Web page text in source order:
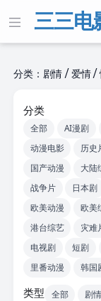
三三电
分类：剧情 / 爱情 /
分类
全部 AI漫剧
动漫电影
历史
国产动漫
大陆
战争片
日本剧
欧美动漫
欧美
港台综艺
灾难
电视剧
短剧
里番动漫
韩国
类型 全部 剧